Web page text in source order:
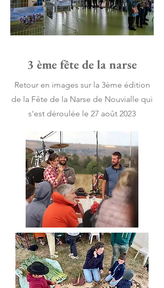
3 ème fête de la narse
Retour en images sur la 3ème édition
de la Fête de la Narse de Nouvialle qui
s'est déroulée le 27 août 2023